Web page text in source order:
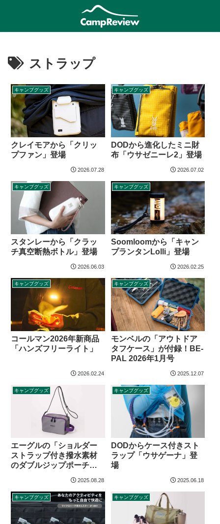
ストラップ
キャンプグッズ
クレイモアから「クリッ
プファン」登場
2026.07.28
キャンプグッズ
DODから進化したミニ財
布「ウサゼニーレ2」登場
2026.07.02
キャンプグッズ
スタンレーから「クラッ
チ真空断熱ボトル」登場
2026.06.03
キャンプグッズ
Soomloomから「キャン
プランタンLolli」登場
2026.02.25
キャンプグッズ
コールマン2026年新商品
「ハンズフリーライト」
2026.02.24
キャンプグッズ
モンベルの「アウトドア
タフケース」が付録！BE-
PAL 2026年1月号
2025.12.07
キャンプグッズ
エーグルの「ショルダー
ストラップ付き撥水素材
のダブルジップポーチ」
2025年11月号増刊
2025.08.28
キャンプグッズ
DODからケース付きスト
ラップ「ウサゲーナ」登
場
2025.06.18
キャンプグッズ キャンプグッズ